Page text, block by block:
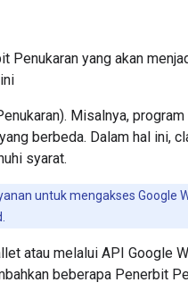
Penukaran yang akan
Misalnya,
berbeda. Dalam hal ini,
syarat.
untuk mengakses Google
atau melalui API Google
beberapa Penerbit